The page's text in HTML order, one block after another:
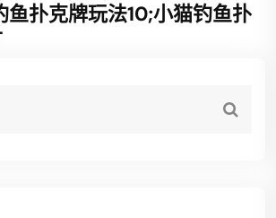
鱼扑克牌玩法10;小猫钓鱼扑